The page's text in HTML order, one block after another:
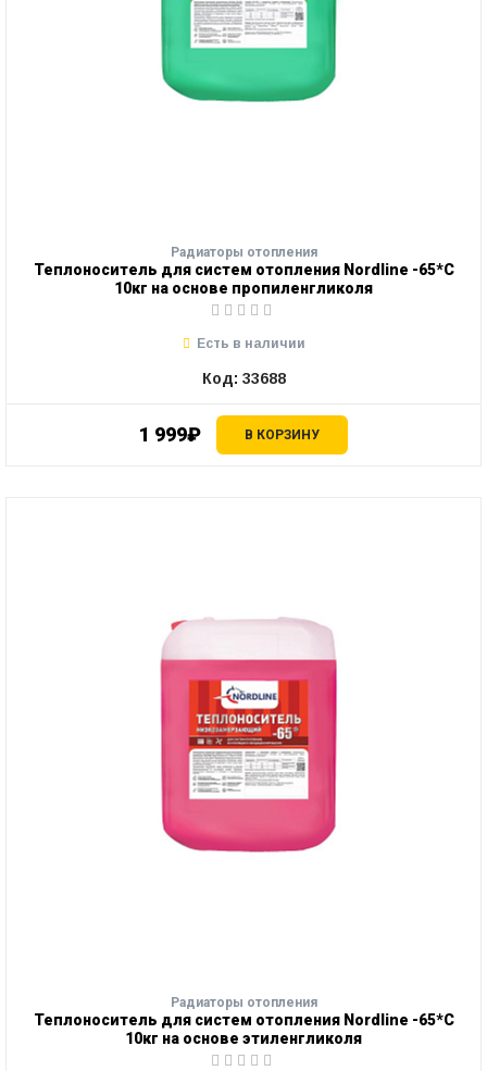
Радиаторы отопления
Теплоноситель для систем отопления Nordline -65*С
10кг на основе пропиленгликоля
1 999₽ В КОРЗИНУ
Есть в наличии
Код: 33688
Радиаторы отопления
Теплоноситель для систем отопления Nordline -65*С
10кг на основе этиленгликоля